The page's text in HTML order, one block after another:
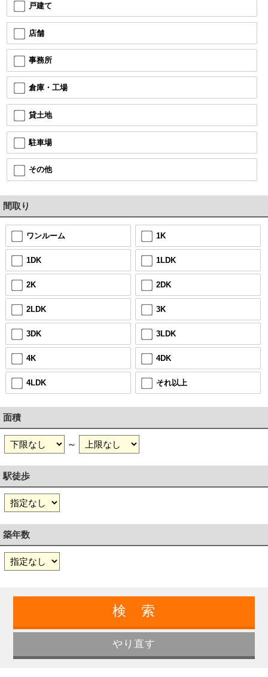
戸建て
店舗
事務所
倉庫・工場
貸土地
駐車場
その他
間取り
ワンルーム 1K
1DK 1LDK
2K 2DK
2LDK 3K
3DK 3LDK
4K 4DK
4LDK それ以上
面積
～
駅徒歩
築年数